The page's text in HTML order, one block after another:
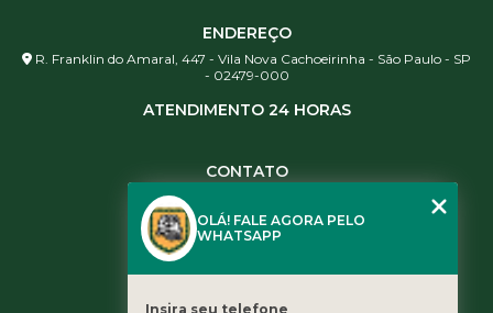
ENDEREÇO
R. Franklin do Amaral, 447 - Vila Nova Cachoeirinha - São Paulo - SP
- 02479-000
ATENDIMENTO 24 HORAS
CONTATO
(11) 3461-5871
contato@leaoservicos.com.br
OLÁ! FALE AGORA PELO
WHATSAPP
Insira seu telefone